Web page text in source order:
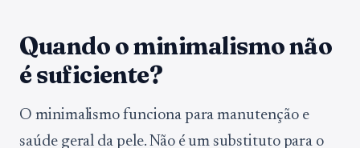
Quando o minimalismo não
é suficiente?
O minimalismo funciona para manutenção e
saúde geral da pele. Não é um substituto para o